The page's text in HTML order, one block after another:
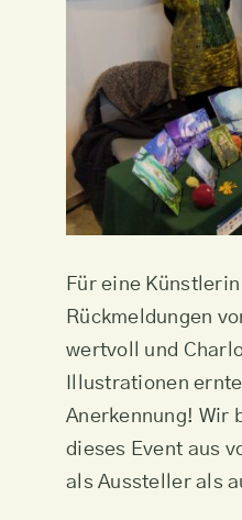
Für eine
Rückmeldungen
wertvoll und
Illustrationen
Anerkennung! Wir
dieses Event aus
als Aussteller als